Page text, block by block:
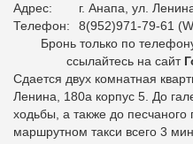
Адрес:
г. Анапа, ул.
Телефон:
8(952)971-79-61
Бронь только по
ссылайтесь на сайт
Сдается двух комнатная
Ленина, 180а корпус 5. До
ходьбы, а также до
маршрутном такси всего 3